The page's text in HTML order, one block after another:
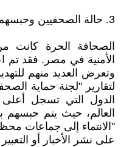
3. حالة الصحفيين وحبسهم
الصحافة الحرة كانت
الأمنية في مصر. فقد تم
وتعرض العديد منهم
الدول التي تسجل
العالم، حيث يتم حبسهم
"الانتماء إلى جماعات
على نشر الأخبار أو